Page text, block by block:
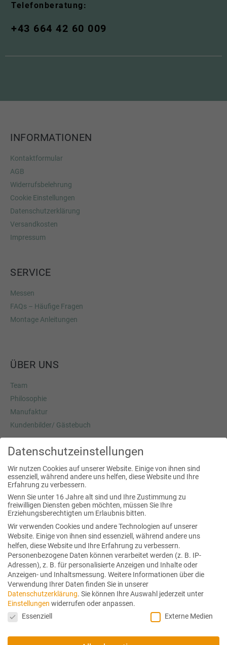
Telefonberatung:
+43 664 42 60 009
INFORMATIONEN
Kontaktformular
AGB
Widerrufsbelehrung
Cookie Einstellungen
Datenschutzerklärung
Versandkosten
Impressum
SERVICE
Messen
FAQs – Häufige Fragen
Montage Anleitungen
ÜBER UNS
Team
Philosophie
Manufaktur
Kundenbilder/ Gästebuch
Heimstraße 3a
5020 Salzburg
fon:+43 (0) 664 42 60 009
SHOWROOM
Wir beraten Sie auch gerne in unserem Showroom in Salzburg.
Bitte sprechen Sie einen Termin mit uns ab.
HIER FINDEN SIE UNS
Datenschutzeinstellungen
Wir nutzen Cookies auf unserer Website. Einige von ihnen sind
essenziell, während andere uns helfen, diese Website und Ihre
Erfahrung zu verbessern.
Wenn Sie unter 16 Jahre alt sind und Ihre Zustimmung zu
freiwilligen Diensten geben möchten, müssen Sie Ihre
Erziehungsberechtigten um Erlaubnis bitten.
Wir verwenden Cookies und andere Technologien auf unserer
Website. Einige von ihnen sind essenziell, während andere uns
helfen, diese Website und Ihre Erfahrung zu verbessern.
Personenbezogene Daten können verarbeitet werden (z. B. IP-
Adressen), z. B. für personalisierte Anzeigen und Inhalte oder
Anzeigen- und Inhaltsmessung. Weitere Informationen über die
Verwendung Ihrer Daten finden Sie in unserer
Datenschutzerklärung. Sie können Ihre Auswahl jederzeit unter
Einstellungen widerrufen oder anpassen.
Datenschutzeinstellungen
Essenziell Externe Medien